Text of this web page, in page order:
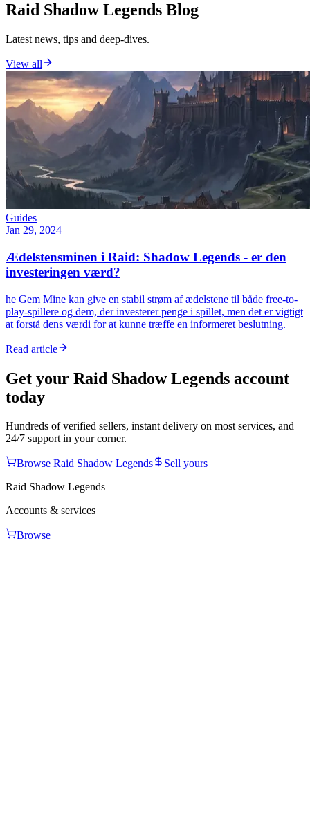
Raid Shadow Legends Blog
Latest news, tips and deep-dives.
View all
Guides
Jan 29, 2024
Ædelstensminen i Raid: Shadow Legends - er den
investeringen værd?
he Gem Mine kan give en stabil strøm af ædelstene til både free-to-
play-spillere og dem, der investerer penge i spillet, men det er vigtigt
at forstå dens værdi for at kunne træffe en informeret beslutning.
Read article
Get your Raid Shadow Legends account
today
Hundreds of verified sellers, instant delivery on most services, and
24/7 support in your corner.
Browse Raid Shadow Legends
Sell yours
Raid Shadow Legends
Accounts & services
Browse